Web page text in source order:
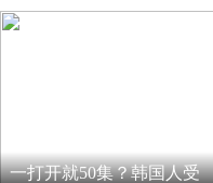
一打开就50集？韩国人受